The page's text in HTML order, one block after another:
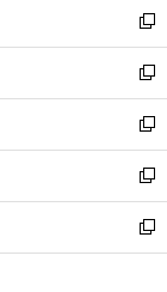
く
で
開
く
ド
ウ
で
開
く
ィ
ン
ド
ウ
で
開
く
い
ウ
ィ
ン
ド
ウ
で
開
く
新
し
い
ウ
ィ
ン
ド
ウ
で
開
新
し
い
ウ
ィ
ン
ド
ウ
新
し
い
ウ
ィ
ン
新
し
い
ウ
新
し